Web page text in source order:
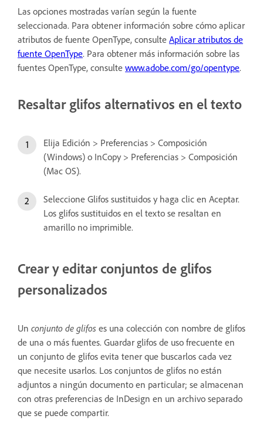
Las opciones mostradas varían según la fuente
seleccionada. Para obtener información sobre cómo aplicar
atributos de fuente OpenType, consulte Aplicar atributos de
fuente OpenType. Para obtener más información sobre las
fuentes OpenType, consulte www.adobe.com/go/opentype.
Resaltar glifos alternativos en el texto
Elija Edición > Preferencias > Composición
(Windows) o InCopy > Preferencias > Composición
(Mac OS).
Seleccione Glifos sustituidos y haga clic en Aceptar.
Los glifos sustituidos en el texto se resaltan en
amarillo no imprimible.
Crear y editar conjuntos de glifos
personalizados
Un conjunto de glifos es una colección con nombre de glifos
de una o más fuentes. Guardar glifos de uso frecuente en
un conjunto de glifos evita tener que buscarlos cada vez
que necesite usarlos. Los conjuntos de glifos no están
adjuntos a ningún documento en particular; se almacenan
con otras preferencias de InDesign en un archivo separado
que se puede compartir.